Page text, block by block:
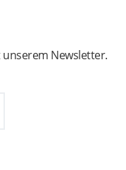
unserem Newsletter.